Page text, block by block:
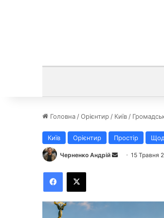
Головна /Орієнтир / Київ /
Київ Орієнтир Простір
Черненко Андрій
ш
15 Травня